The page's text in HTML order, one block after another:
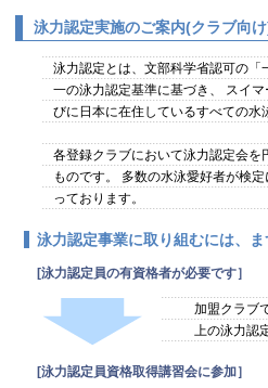
泳力認定実施のご案内(クラブ向
泳力認定とは、文部科学省認可の
一の泳力認定基準に基づき、 スイ
びに日本に在住しているすべての水
各登録クラブにおいて泳力認定会
ものです。 多数の水泳愛好者が検
っております。
泳力認定事業に取り組むには、ま
[泳力認定員の有資格者が必要です］
加盟クラブ
上の泳力認
[泳力認定員資格取得講習会に参加］